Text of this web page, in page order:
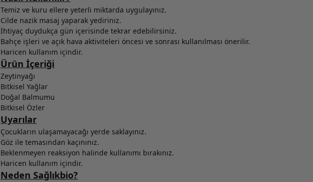
Temiz ve kuru ellere yeterli miktarda uygulayınız.
Cilde nazik masaj yaparak yediriniz.
İhtiyaç duydukça gün içerisinde tekrar edebilirsiniz.
Bahçe işleri ve açık hava aktiviteleri öncesi ve sonrası kullanılması önerilir.
Haricen kullanım içindir.
Ürün İçeriği
Zeytinyağı
Bitkisel Yağlar
Doğal Balmumu
Bitkisel Özler
Uyarılar
Çocukların ulaşamayacağı yerde saklayınız.
Göz ile temasından kaçınınız.
Beklenmeyen reaksiyon halinde kullanımı bırakınız.
Haricen kullanım içindir.
Neden Sağlıkbio?